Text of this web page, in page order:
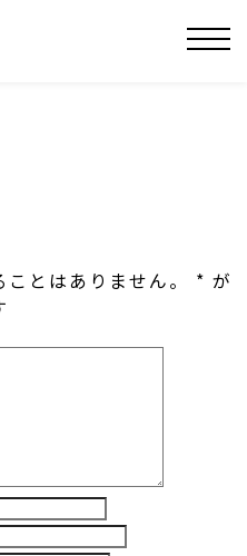
とはありません。
* が